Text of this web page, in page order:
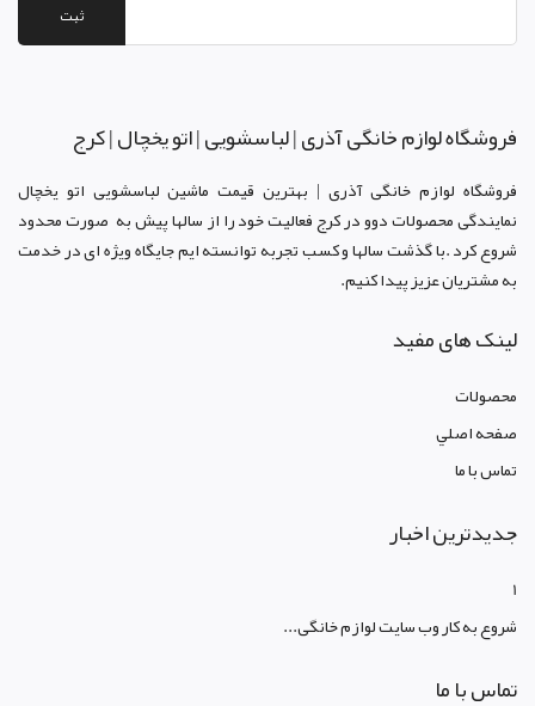
ثبت
فروشگاه لوازم خانگی آذری | لباسشویی | اتو یخچال | کرج
فروشگاه لوازم خانگی آذری | بهترین قیمت ماشین لباسشویی اتو یخچال
نمایندگی محصولات دوو در کرجفعالیت خود را از سالها پیش به صورت محدود
شروع کرد .با گذشت سالها و کسب تجربه توانسته ایم جایگاه ویژه ای در خدمت
به مشتریان عزیز پیدا کنیم.
لینک های مفید
محصولات
صفحه اصلي
تماس با ما
جدیدترین اخبار
1
شروع به کار وب سایت لوازم خانگی...
تماس با ما